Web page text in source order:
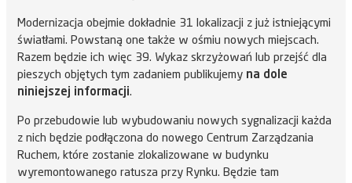
Modernizacja obejmie dokładnie 31 lokalizacji z już istniejącymi
światłami. Powstaną one także w ośmiu nowych miejscach.
Razem będzie ich więc 39. Wykaz skrzyżowań lub przejść dla
pieszych objętych tym zadaniem publikujemy na dole
niniejszej informacji.
Po przebudowie lub wybudowaniu nowych sygnalizacji każda
z nich będzie podłączona do nowego Centrum Zarządzania
Ruchem, które zostanie zlokalizowane w budynku
wyremontowanego ratusza przy Rynku. Będzie tam